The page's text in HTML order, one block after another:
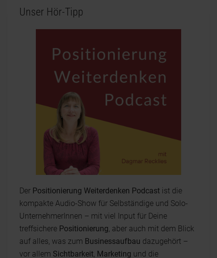
Unser Hör-Tipp
Der Positionierung Weiterdenken Podcast ist die
kompakte Audio-Show für Selbständige und Solo-
UnternehmerInnen – mit viel Input für Deine
treffsichere Positionierung , aber auch mit dem Blick
auf alles, was zum Businessaufbau dazugehört –
vor allem Sichtbarkeit Marketing und die